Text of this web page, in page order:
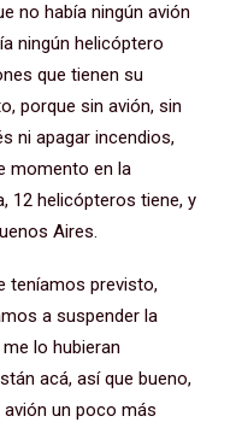
no había ningún avión
ningún helicóptero
que tienen su
porque sin avión, sin
ni apagar incendios,
momento en la
12 helicópteros tiene, y
Aires.
teníamos previsto,
a suspender la
lo hubieran
acá, así que bueno,
un poco más